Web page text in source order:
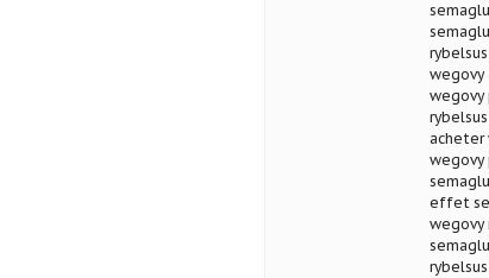
wegovy
wegovy
acheter
wegovy
effet
wegovy